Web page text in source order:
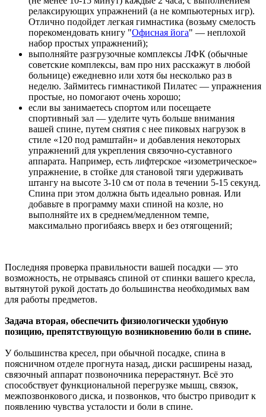
релаксирующих упражнений (а не компьютерных игр).
Отлично подойдет легкая гимнастика (возьму смелость
порекомендовать книгу "Офисная йога" — неплохой
набор простых упражнений);
выполняйте разгрузочные комплексы ЛФК (обычные
советские комплексы, вам про них расскажут в любой
больнице) ежедневно или хотя бы несколько раз в
неделю. Займитесь гимнастикой Пилатес — упражнения
простые, но помогают очень хорошо;
если вы занимаетесь спортом или посещаете
спортивный зал — уделите чуть больше внимания
вашей спине, путем снятия с нее пиковых нагрузок в
стиле «120 под рамштайн» и добавления некоторых
упражнений для укрепления связочно-суставного
аппарата. Например, есть лифтерское «изометрическое»
упражнение, в стойке для становой тяги удерживать
штангу на высоте 3-10 см от пола в течении 5-15 секунд.
Спина при этом должна быть идеально ровная. Или
добавьте в программу махи спиной на козле, но
выполняйте их в среднем/медленном темпе,
максимально прогибаясь вверх и без отягощений;
Последняя проверка правильности вашей посадки — это
возможность, не отрываясь спиной от спинки вашего кресла,
вытянутой рукой достать до большинства необходимых вам
для работы предметов.
Задача вторая, обеспечить физиологически удобную
позицию, препятствующую возникновению боли в спине.
У большинства кресел, при обычной посадке, спина в
поясничном отделе прогнута назад, диски расширены назад,
связочный аппарат позвоночника перерастянут. Всё это
способствует функциональной перегрузке мышц, связок,
межпозвонкового диска, и позвонков, что быстро приводит к
появлению чувства усталости и боли в спине.